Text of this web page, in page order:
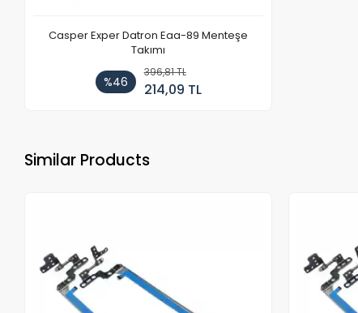
Casper Exper Datron Eaa-89 Menteşe
Takımı
%46
396,81 TL
214,09 TL
Similar Products